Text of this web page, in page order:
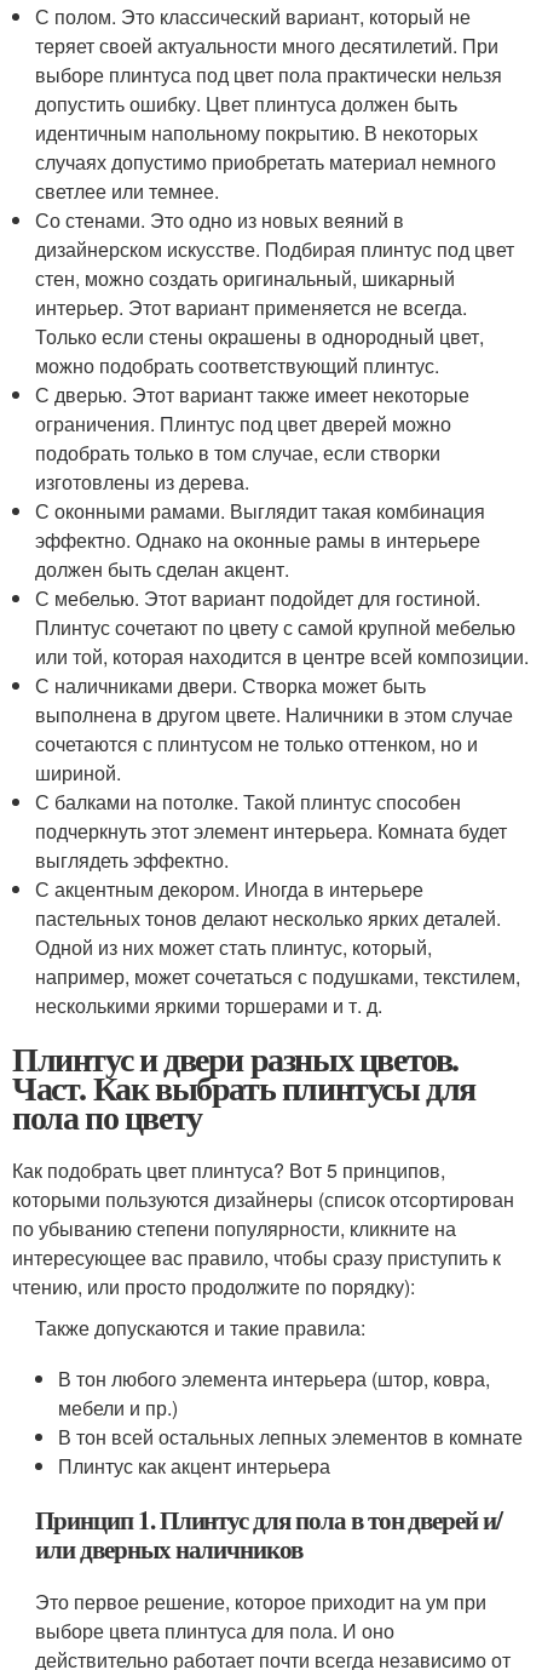
С полом. Это классический вариант, который не
теряет своей актуальности много десятилетий. При
выборе плинтуса под цвет пола практически нельзя
допустить ошибку. Цвет плинтуса должен быть
идентичным напольному покрытию. В некоторых
случаях допустимо приобретать материал немного
светлее или темнее.
Со стенами. Это одно из новых веяний в
дизайнерском искусстве. Подбирая плинтус под цвет
стен, можно создать оригинальный, шикарный
интерьер. Этот вариант применяется не всегда.
Только если стены окрашены в однородный цвет,
можно подобрать соответствующий плинтус.
С дверью. Этот вариант также имеет некоторые
ограничения. Плинтус под цвет дверей можно
подобрать только в том случае, если створки
изготовлены из дерева.
С оконными рамами. Выглядит такая комбинация
эффектно. Однако на оконные рамы в интерьере
должен быть сделан акцент.
С мебелью. Этот вариант подойдет для гостиной.
Плинтус сочетают по цвету с самой крупной мебелью
или той, которая находится в центре всей композиции.
С наличниками двери. Створка может быть
выполнена в другом цвете. Наличники в этом случае
сочетаются с плинтусом не только оттенком, но и
шириной.
С балками на потолке. Такой плинтус способен
подчеркнуть этот элемент интерьера. Комната будет
выглядеть эффектно.
С акцентным декором. Иногда в интерьере
пастельных тонов делают несколько ярких деталей.
Одной из них может стать плинтус, который,
например, может сочетаться с подушками, текстилем,
несколькими яркими торшерами и т. д.
Плинтус и двери разных цветов.
Част. Как выбрать плинтусы для
пола по цвету
Как подобрать цвет плинтуса? Вот 5 принципов,
которыми пользуются дизайнеры (список отсортирован
по убыванию степени популярности, кликните на
интересующее вас правило, чтобы сразу приступить к
чтению, или просто продолжите по порядку):
Также допускаются и такие правила:
В тон любого элемента интерьера (штор, ковра,
мебели и пр.)
В тон всей остальных лепных элементов в комнате
Плинтус как акцент интерьера
Принцип 1. Плинтус для пола в тон дверей и/
или дверных наличников
Это первое решение, которое приходит на ум при
выборе цвета плинтуса для пола. И оно
действительно работает почти всегда независимо от